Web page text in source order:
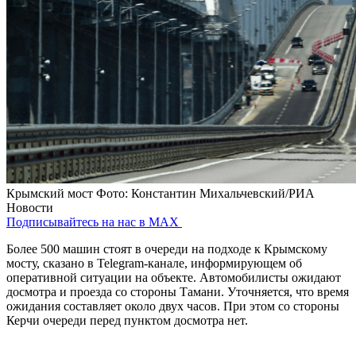
Крымский мост Фото: Константин Михальчевский/РИА
Новости
Подписывайтесь на нас в MAX
Более 500 машин стоят в очереди на подходе к Крымскому
мосту, сказано в Telegram-канале, информирующем об
оперативной ситуации на объекте. Автомобилисты ожидают
досмотра и проезда со стороны Тамани. Уточняется, что время
ожидания составляет около двух часов. При этом со стороны
Керчи очереди перед пунктом досмотра нет.